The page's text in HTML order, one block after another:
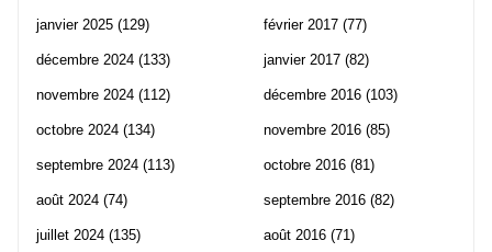
janvier 2025 (129)
décembre 2024 (133)
novembre 2024 (112)
octobre 2024 (134)
septembre 2024 (113)
août 2024 (74)
juillet 2024 (135)
février 2017 (77)
janvier 2017 (82)
décembre 2016 (103)
novembre 2016 (85)
octobre 2016 (81)
septembre 2016 (82)
août 2016 (71)